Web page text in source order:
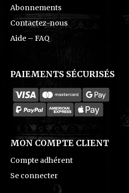
Abonnements
Contactez-nous
Aide – FAQ
PAIEMENTS SÉCURISÉS
MON COMPTE CLIENT
Compte adhérent
Se connecter